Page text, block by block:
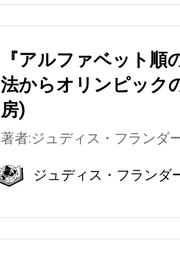
『アルファベット順
法からオリンピック
房)
著者:ジュディス・フランダ
ジュディス・フランダ